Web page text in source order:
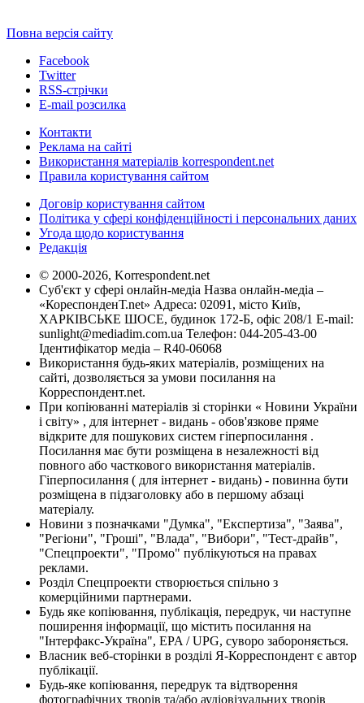
Повна версія сайту
Facebook
Twitter
RSS-стрічки
E-mail розсилка
Контакти
Реклама на сайті
Використання матеріалів korrespondent.net
Правила користування сайтом
Договір користування сайтом
Політика у сфері конфіденційності і персональних даних
Угода щодо користування
Редакція
© 2000-2026, Korrespondent.net
Суб'єкт у сфері онлайн-медіа Назва онлайн-медіа –
«КореспонденТ.net» Адреса: 02091, місто Київ,
ХАРКІВСЬКЕ ШОСЕ, будинок 172-Б, офіс 208/1 E-mail:
sunlight@mediadim.com.ua Телефон: 044-205-43-00
Ідентифікатор медіа – R40-06068
Використання будь-яких матеріалів, розміщених на
сайті, дозволяється за умови посилання на
Корреспондент.net.
При копіюванні матеріалів зі сторінки « Новини України
і світу» , для інтернет - видань - обов'язкове пряме
відкрите для пошукових систем гіперпосилання .
Посилання має бути розміщена в незалежності від
повного або часткового використання матеріалів.
Гіперпосилання ( для інтернет - видань) - повинна бути
розміщена в підзаголовку або в першому абзаці
матеріалу.
Новини з позначками "Думка", "Експертиза", "Заява",
"Регіони", "Гроші", "Влада", "Вибори", "Тест-драйв",
"Спецпроекти", "Промо" публікуються на правах
реклами.
Розділ Спецпроекти створюється спільно з
комерційними партнерами.
Будь яке копіювання, публікація, передрук, чи наступне
поширення інформації, що містить посилання на
"Інтерфакс-Україна", EPA / UPG, суворо забороняється.
Власник веб-сторінки в розділі Я-Корреспондент є автор
публікації.
Будь-яке копіювання, передрук та відтворення
фотографічних творів та/або аудіовізуальних творів